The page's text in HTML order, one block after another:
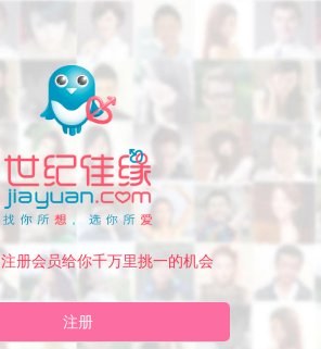
注册会员给你千万里挑一的机会
注册